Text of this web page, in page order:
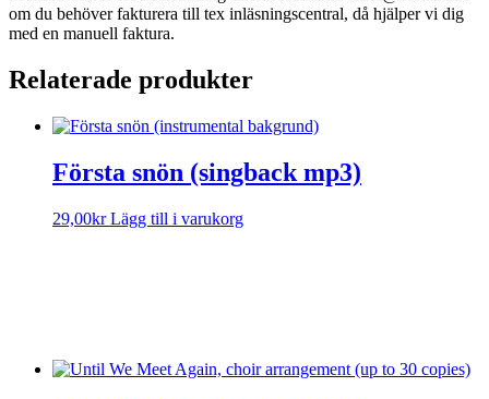
om du behöver fakturera till tex inläsningscentral, då hjälper vi dig
med en manuell faktura.
Relaterade produkter
Första snön (singback mp3)
29,00kr Lägg till i varukorg